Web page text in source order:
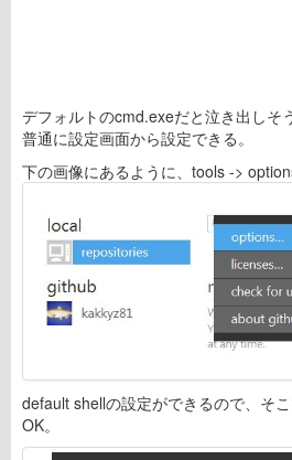
デフォルトのcmd.exeだと泣き出しそ
普通に設定画面から設定できる。
下の画像にあるように、tools ->
default shellの設定ができるので、そ
OK。